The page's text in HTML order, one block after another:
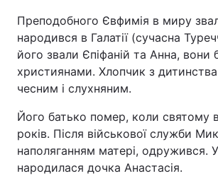
Одеса
Спорт Наука
Зброя
Здоров'я
Преподобного Євфимія в миру
народився в Галатії (сучасна
його звали Єпіфаній та Анна, вони
християнами. Хлопчик з
чесним і слухняним.
Його батько помер, коли святому
років. Після військової служби
наполяганням матері, одружився.
народилася дочка Анастасія.